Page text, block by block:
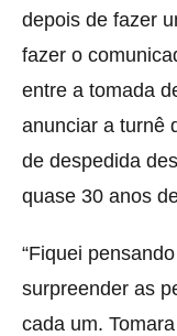
depois de fazer
fazer o
entre a tomada
anunciar a turnê
de despedida
quase 30 anos
“Fiquei
surpreender as
cada um.